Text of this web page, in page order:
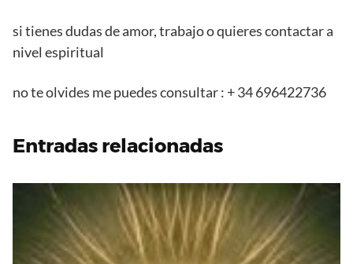
si tienes dudas de amor, trabajo o quieres contactar a
nivel espiritual
no te olvides me puedes consultar : + 34 696422736
Entradas relacionadas